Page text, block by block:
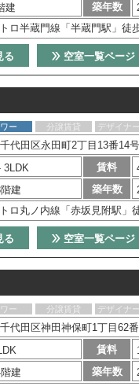
建 築年数
ロ半蔵門線「半蔵門駅」徒
空室一覧ページ
る
ー 分譲賃貸 デザイナ
代田区永田町2丁目13番14号
3LDK 賃料
建 築年数
ロ丸ノ内線「赤坂見附駅」
空室一覧ページ
る
ー 分譲賃貸 デザイナ
代田区神田神保町1丁目62
賃料
建 築年数